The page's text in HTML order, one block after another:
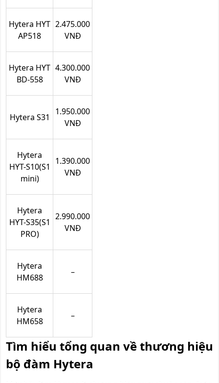
Hytera HYT
AP518
2.475.000
VNĐ
Hytera HYT
BD-558
4.300.000
VNĐ
Hytera S31
1.950.000
VNĐ
Hytera
HYT-S10(S1
mini)
1.390.000
VNĐ
Hytera
HYT-S35(S1
PRO)
2.990.000
VNĐ
Hytera
HM688
–
Hytera
HM658
–
Tìm hiểu tổng quan về thương hiệu
bộ đàm Hytera